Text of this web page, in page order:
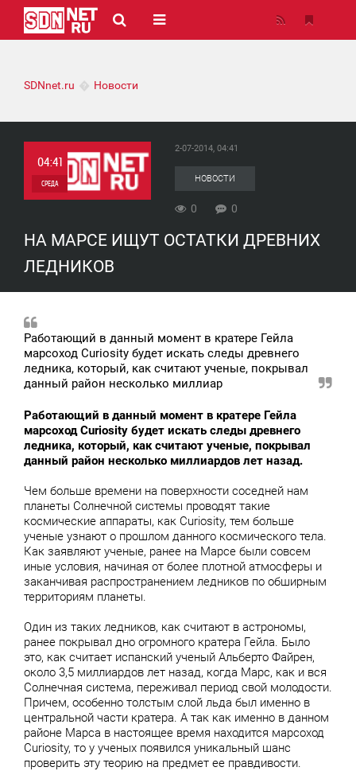
SDNnet.ru Новости
04:41
СРЕДА
2-07-2014, 04:41
НОВОСТИ
0 0
НА МАРСЕ ИЩУТ ОСТАТКИ ДРЕВНИХ
ЛЕДНИКОВ
Работающий в данный момент в кратере Гейла
марсоход Curiosity будет искать следы древнего
ледника, который, как считают ученые, покрывал
данный район несколько миллиар
Работающий в данный момент в кратере Гейла
марсоход Curiosity будет искать следы древнего
ледника, который, как считают ученые, покрывал
данный район несколько миллиардов лет назад.
Чем больше времени на поверхности соседней нам
планеты Солнечной системы проводят такие
космические аппараты, как Curiosity, тем больше
ученые узнают о прошлом данного космического тела.
Как заявляют ученые, ранее на Марсе были совсем
иные условия, начиная от более плотной атмосферы и
заканчивая распространением ледников по обширным
территориям планеты.
Один из таких ледников, как считают в астрономы,
ранее покрывал дно огромного кратера Гейла. Было
это, как считает испанский ученый Альберто Файрен,
около 3,5 миллиардов лет назад, когда Марс, как и вся
Солнечная система, переживал период свой молодости.
Причем, особенно толстым слой льда был именно в
центральной части кратера. А так как именно в данном
районе Марса в настоящее время находится марсоход
Curiosity, то у ученых появился уникальный шанс
проверить эту теорию на предмет ее правдивости.